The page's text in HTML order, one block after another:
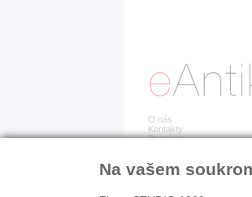
O nás
Kontakty
Recenze
Detail položky
Na vašem